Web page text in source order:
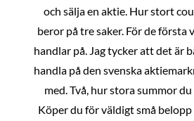
och sälja en aktie. Hur stort
beror på tre saker. För de första
handlar på. Jag tycker att det är
handla på den svenska
med. Två, hur stora summor
Köper du för väldigt små